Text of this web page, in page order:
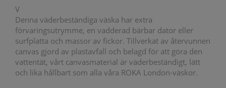
V
Denna väderbeständiga väska har extra
förvaringsutrymme, en vadderad bärbar dator eller
surfplatta och massor av fickor. Tillverkat av återvunnen
canvas gjord av plastavfall och belagd för att göra den
vattentät, vårt canvasmaterial är väderbeständigt, lätt
och lika hållbart som alla våra ROKA London-väskor.